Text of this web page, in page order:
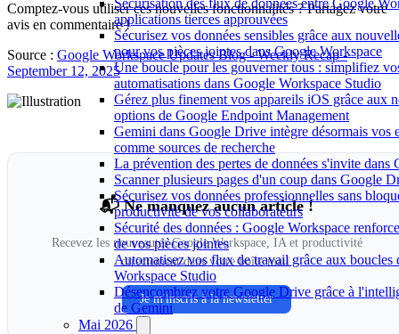
Sécurisation des flux de données entre Google
applications tierces approuvées
Sécurisez vos données sensibles grâce aux
pour vos pièces jointes dans Google Workspace
Une boucle pour les gouverner tous : simplifiez
automatisations dans Google Workspace Studio
Gérez plus finement vos appareils iOS grâce aux
options de Google Endpoint Management
Gemini dans Google Drive intègre désormais vos
comme sources de recherche
La prévention des pertes de données s'invite dans
Scanner plusieurs pages d'un coup dans Google
Sécurisez vos données professionnelles sans
productivité de vos collaborateurs
Sécurité des données : Google Workspace
de vos pièces jointes
Automatisez vos flux de travail grâce aux boucles
Workspace Studio
Désencombrez votre Google Drive grâce à
de Gemini
Mai 2026
Comptez-vous utiliser ces nouvelles fonctionnalités ? Partagez votre
avis en commentaire !
Source : Google Workspace Updates Blog - Weekly Recap -
September 12, 2025
📬 Ne manquez aucun article !
Recevez les nouveautés Google Workspace, IA et productivité
directement dans votre boîte mail.
Je m'inscris à la newsletter